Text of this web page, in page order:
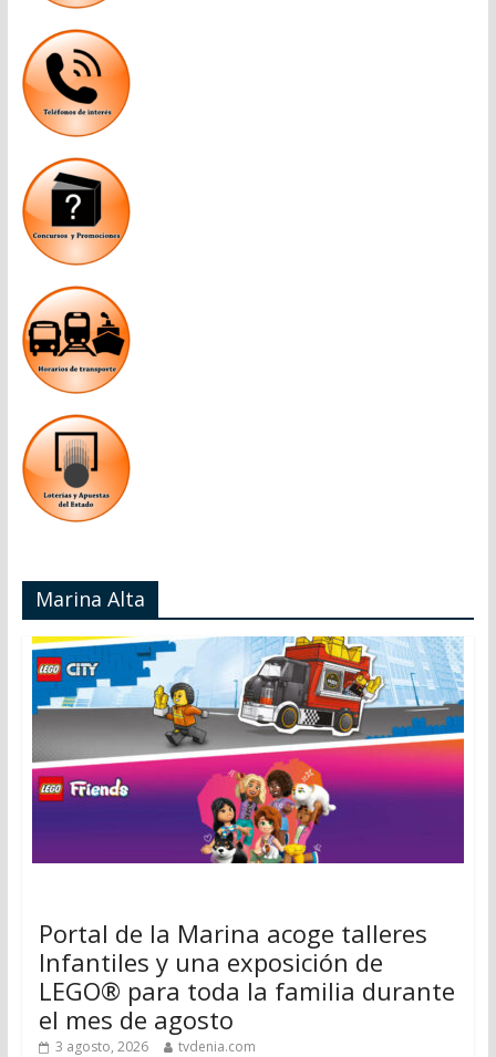
Marina Alta
Portal de la Marina acoge talleres
Infantiles y una exposición de
LEGO® para toda la familia durante
el mes de agosto
3 agosto, 2026 tvdenia.com